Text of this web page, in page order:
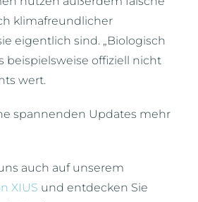
klimafreundlicher
eigentlich sind. „Biologisch
beispielsweise offiziell nicht
wert.
spannenden Updates mehr
auch auf unserem
XIUS und entdecken Sie